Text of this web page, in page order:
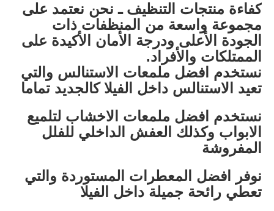
كفاءة منتجات التنظيف ـ نحن نعتمد على
مجموعة واسعة من المنظفات ذات
الجودة الأعلى ودرجة الأمان الأكيدة على
الممتلكات والأفراد.
نستخدم افضل ملمعات الاستنالس والتي
تعيد الاستنالس داخل الفيلا كالجديد تماما
نستخدم افضل ملمعات الاخشاب لتلميع
الابواب وكذلك العفش الداخلي للفلل
المفروشة
نوفر افضل المعطرات المستوردة والتي
تعطي رائحة جميلة داخل الفيلا